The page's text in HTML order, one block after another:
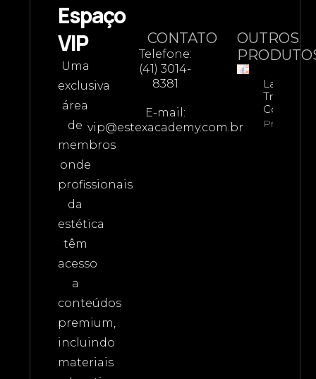
Espaço
VIP
Uma
exclusiva
área
de
membros
onde
profissionais
da
estética
têm
acesso
a
conteúdos
premium,
incluindo
materiais
CONTATO
Telefone:
(41) 3014-
8381
E-mail:
vip@estexacademy.com.br
OUTROS
Lavieen –
Completo
Property